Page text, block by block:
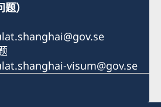
）
visum@gov.se